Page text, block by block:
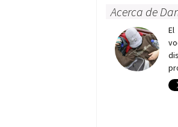
Acerca de
El